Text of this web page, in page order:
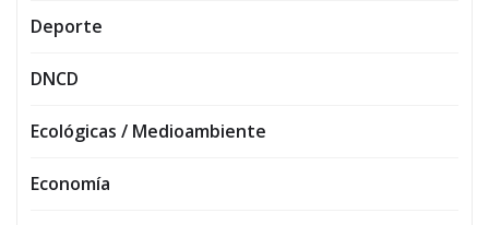
Deporte
DNCD
Ecológicas / Medioambiente
Economía